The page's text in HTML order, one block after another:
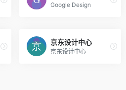
Google Design
京东设计中心
京东设计中心